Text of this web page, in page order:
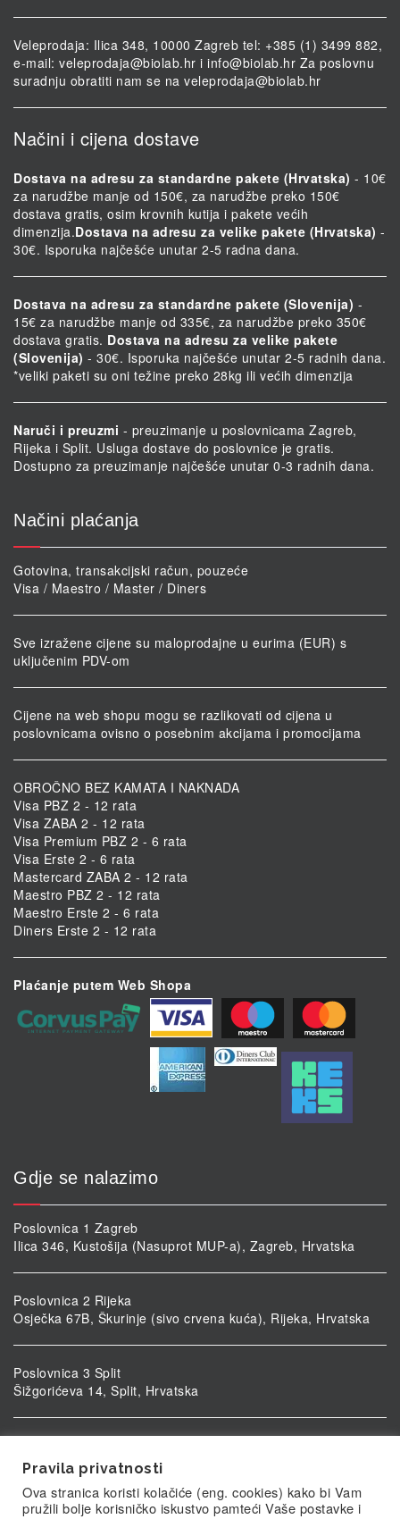
Veleprodaja: Ilica 348, 10000 Zagreb tel: +385 (1) 3499 882,
e-mail: veleprodaja@biolab.hr i info@biolab.hr Za poslovnu
suradnju obratiti nam se na veleprodaja@biolab.hr
Načini i cijena dostave
Dostava na adresu za standardne pakete (Hrvatska) - 10€
za narudžbe manje od 150€, za narudžbe preko 150€
dostava gratis, osim krovnih kutija i pakete većih
dimenzija.Dostava na adresu za velike pakete (Hrvatska) -
30€. Isporuka najčešće unutar 2-5 radna dana.
Dostava na adresu za standardne pakete (Slovenija) -
15€ za narudžbe manje od 335€, za narudžbe preko 350€
dostava gratis. Dostava na adresu za velike pakete
(Slovenija) - 30€. Isporuka najčešće unutar 2-5 radnih dana.
*veliki paketi su oni težine preko 28kg ili većih dimenzija
Naruči i preuzmi - preuzimanje u poslovnicama Zagreb,
Rijeka i Split. Usluga dostave do poslovnice je gratis.
Dostupno za preuzimanje najčešće unutar 0-3 radnih dana.
Načini plaćanja
Gotovina, transakcijski račun, pouzeće
Visa / Maestro / Master / Diners
Sve izražene cijene su maloprodajne u eurima (EUR) s
uključenim PDV-om
Cijene na web shopu mogu se razlikovati od cijena u
poslovnicama ovisno o posebnim akcijama i promocijama
OBROČNO BEZ KAMATA I NAKNADA
Visa PBZ 2 - 12 rata
Visa ZABA 2 - 12 rata
Visa Premium PBZ 2 - 6 rata
Visa Erste 2 - 6 rata
Mastercard ZABA 2 - 12 rata
Maestro PBZ 2 - 12 rata
Maestro Erste 2 - 6 rata
Diners Erste 2 - 12 rata
Plaćanje putem Web Shopa
Gdje se nalazimo
Poslovnica 1 Zagreb
Ilica 346, Kustošija (Nasuprot MUP-a), Zagreb, Hrvatska
Poslovnica 2 Rijeka
Osječka 67B, Škurinje (sivo crvena kuća), Rijeka, Hrvatska
Poslovnica 3 Split
Šižgorićeva 14, Split, Hrvatska
Ulica kardinala Alojzija Stepinca 5, Vukovar, Hrvatska
Pravila privatnosti
Ova stranica koristi kolačiće (eng. cookies) kako bi Vam
pružili bolje korisničko iskustvo pamteći Vaše postavke i